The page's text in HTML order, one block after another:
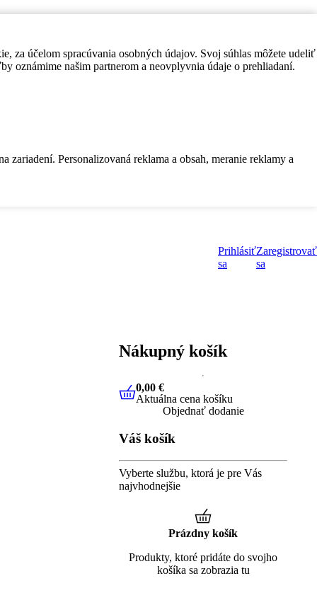
za účelom spracúvania osobných údajov. Svoj súhlas môžete udeliť
oznámime našim partnerom a neovplyvnia údaje o prehliadaní.
Personalizovaná reklama a obsah, meranie reklamy a
Prihlásiť
sa
Zaregistrovať
sa
Nákupný košík
0,00 €Aktuálna cena košíku
0,00 €
Aktuálna cena košíku
Objednať dodanie
Váš košík
Vyberte službu, ktorá je pre Vás
najvhodnejšie
Prázdny košík
Produkty, ktoré pridáte do svojho
košíka sa zobrazia tu